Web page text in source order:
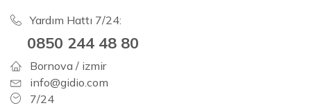
Yardım Hattı 7/24:
0850 244 48 80
Bornova / izmir
info@gidio.com
7/24